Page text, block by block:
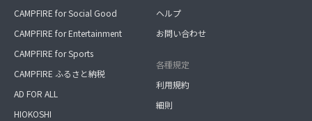
CAMPFIRE for Social Good
CAMPFIRE for Entertainment
CAMPFIRE for Sports
CAMPFIRE ふるさと納税
AD FOR ALL
HIOKOSHI
ヘルプ
お問い合わせ
各種規定
利用規約
細則